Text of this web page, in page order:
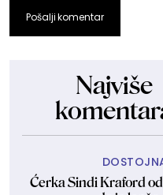
Pošalji komentar
Najviše
Ćerka Sindi Kraford